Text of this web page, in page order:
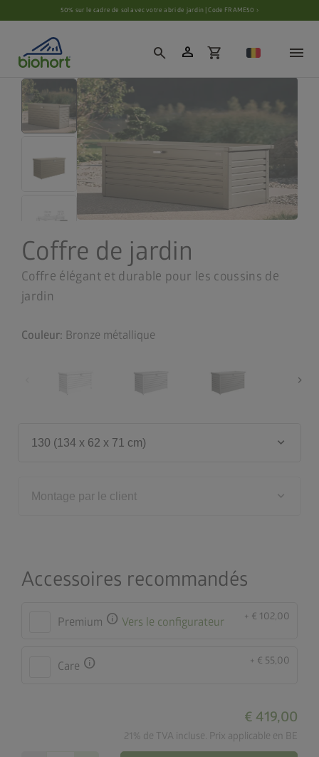
Paramètres des cookies50% sur le cadre de sol avec votre abri de jardin | Code FRAME50 ›
search person shopping_cart
Coffre de jardin
Coffre élégant et durable pour les coussins de
jardin
Couleur: Bronze métallique
chevron_right
130 (134 x 62 x 71 cm) keyboard_arrow_down
Montage par le client keyboard_arrow_down
Accessoires recommandés
Premium info Vers le configurateur + € 102,00
Care info + € 55,00
€ 419,00
21% de TVA incluse. Prix applicable en BE